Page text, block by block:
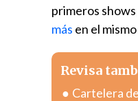
primeros
más en el
Revisa
Cartelera